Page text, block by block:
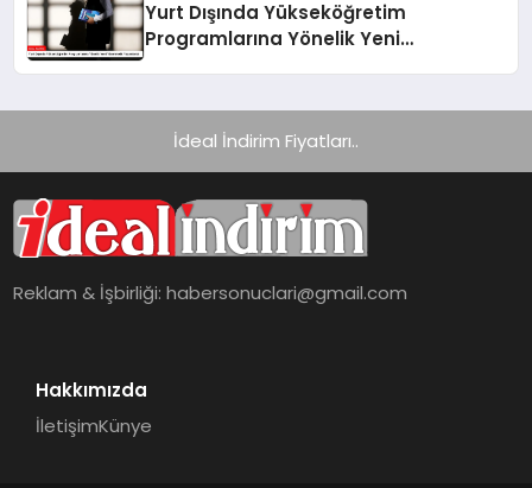
Yurt Dışında Yükseköğretim
Programlarına Yönelik Yeni
İdeal İndirim Fiyatları..
Reklam & İşbirliği:habersonuclari@gmail.com
Hakkımızda
İletişimKünye